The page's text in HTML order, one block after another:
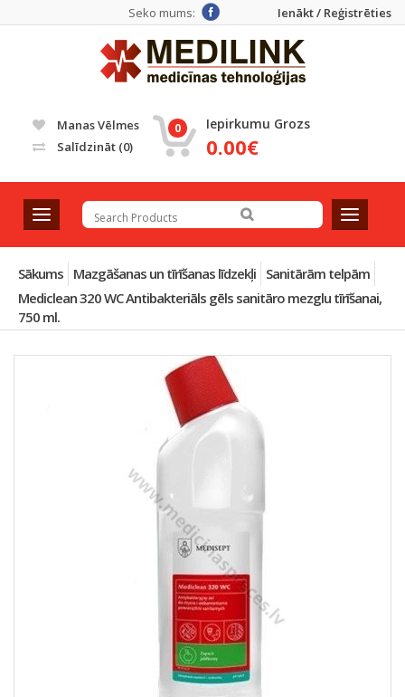
Ienākt / Reģistrēties
Seko mums:
Manas Vēlmes
Salīdzināt (0)
0 Iepirkumu Grozs
0.00€
T
o
g
g
l
e
n
T
o
g
g
l
e
n
Sākums Mazgāšanas un tīrīšanas līdzekļi Sanitārām telpām
Mediclean 320 WC Antibakteriāls gēls sanitāro mezglu tīrīšanai,
750 ml.